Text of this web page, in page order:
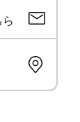
シリ
ンツ